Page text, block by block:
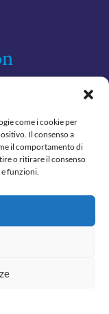
come i cookie per
Il consenso a
il comportamento di
o ritirare il consenso
funzioni.